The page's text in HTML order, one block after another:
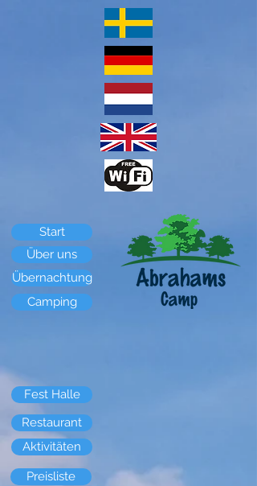
Start
Über uns
Übernachtung
Camping
Fest Halle
Restaurant
Aktivitäten
Preisliste